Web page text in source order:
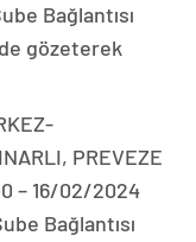
Bağlantısı
de gözeterek
PREVEZE
– 16/02/2024
Bağlantısı